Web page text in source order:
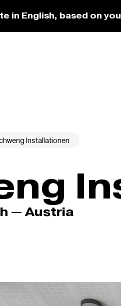
in English, based on
Installationen
— Austria